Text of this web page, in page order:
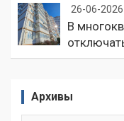
26-06-
В
Архивы